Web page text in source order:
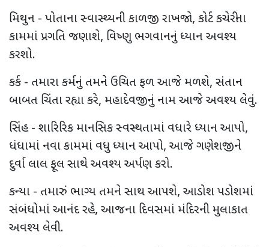
મિથુન - પોતાના સ્વાસ્થ્યની કાળજી રાખજો, કોર્ટ કચેરીના
કામમાં પ્રગતિ જણાશે, વિષ્ણુ ભગવાનનું ધ્યાન અવશ્ય
કરશો.
કર્ક - તમારા કર્મનું તમને ઉચિત ફળ આજે મળશે, સંતાન
બાબત ચિંતા રહ્યા કરે, મહાદેવજીનું નામ આજે અવશ્ય લેવું.
સિંહ - શારિરિક માનસિક સ્વસ્થતામાં વધારે ધ્યાન આપો,
ધંધામાં નવા કામમાં વધુ ધ્યાન આપો, આજે ગણેશજીને
દુર્વા લાલ ફૂલ સાથે અવશ્ય અર્પણ કરો.
કન્યા - તમારું ભાગ્ય તમને સાથ આપશે, આડોશ પડોશમાં
સંબંધોમાં આનંદ રહે, આજના દિવસમાં મંદિરની મુલાકાત
અવશ્ય લેવી.